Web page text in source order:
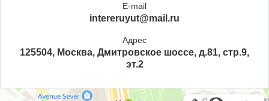
E-mail
intereruyut@mail.ru
Адрес
125504, Москва, Дмитровское шоссе, д.81, стр.9,
эт.2